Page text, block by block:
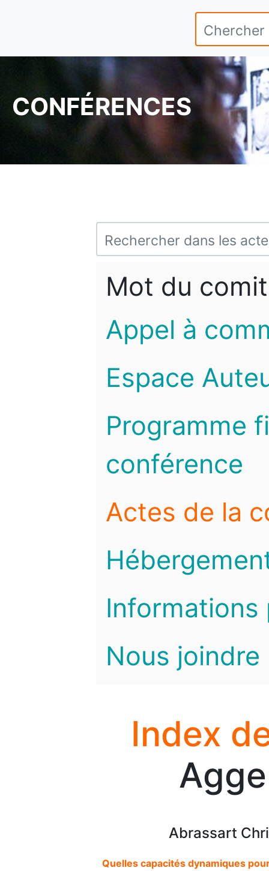
CONFÉRENCES
Mot du
Appel à
Espace
Programme
conférence
Actes de la
Informations
Nous joindre
Index
Abrassart
Quelles capacités dynamiques